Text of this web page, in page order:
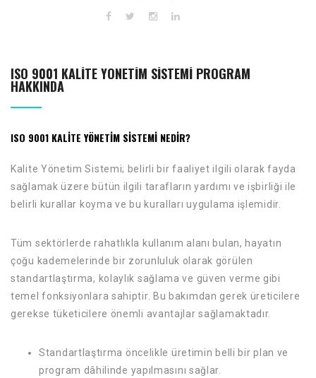
ISO 9001 KALITE YÖNETIM SISTEMI PROGRAM
HAKKINDA
ISO 9001 KALITE YÖNETIM SISTEMİ NEDİR?
Kalite Yönetim Sistemi; belirli bir faaliyet ilgili olarak fayda
sağlamak üzere bütün ilgili tarafların yardımı ve işbirliği ile
belirli kurallar koyma ve bu kuralları uygulama işlemidir.
Tüm sektörlerde rahatlıkla kullanım alanı bulan, hayatın
çoğu kademelerinde bir zorunluluk olarak görülen
standartlaştırma, kolaylık sağlama ve güven verme gibi
temel fonksiyonlara sahiptir. Bu bakımdan gerek üreticilere
gerekse tüketicilere önemli avantajlar sağlamaktadır.
Standartlaştırma öncelikle üretimin belli bir plan ve
program dâhilinde yapılmasını sağlar.